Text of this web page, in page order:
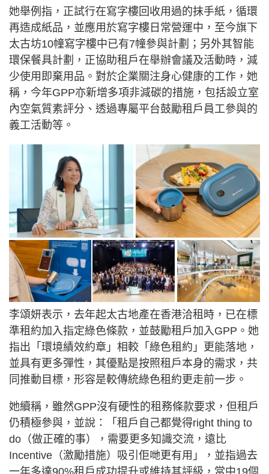
她舉例指，正試行在寫字樓回收用過的抹手紙，循環
再造成紙品，並應用於寫字樓日常營運中，至今旗下
太古坊10幢寫字樓中已有7幢參與計劃；另外其智能
環保餐具計劃，正協助租戶在舉辦會議及活動時，減
少使用即棄用品。對於企業關注身心健康的工作，她
稱，今年GPP亦新增多項非減碳的措施，包括設立室
內空氣質素評分、透過專屬平台鼓勵租戶員工參與的
義工活動等。
李頌妍表示，去年起太古地產在香港洽租時，已在標
準租約加入指定綠色條款，並鼓勵租戶加入GPP。她
指出「環境績效約章」相較「綠色租約」更能落地，
並具有更多彈性，其優點是按照租戶本身的需求，共
同推動目標，形容是較傳統綠色租約更走前一步。
她續稱，雖然GPP沒有硬性的租務條款要求，但租戶
仍積極參與，並說：「租戶自己都覺得right thing to
do（做正確的事），需要更多知識交流，遠比
Incentive（激勵措施）吸引佢哋更有用」，並指過去
一年多達90%租戶成功提升或維持其評級，當中19個